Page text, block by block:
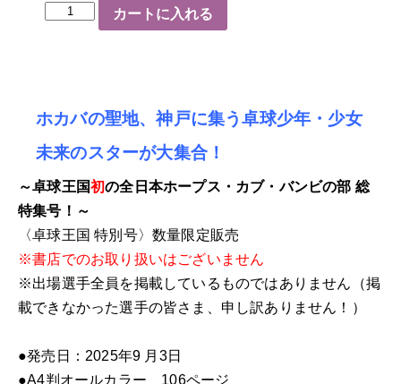
〈卓
別
号〉
全
日
本
ホ
カ
バ
個
カートに入れる
ホカバの聖地、神戸に集う卓球少年・少女
未来のスターが大集合！
～卓球王国初の全日本ホープス・カブ・バンビの部 総
特集号！～
〈卓球王国 特別号〉数量限定販売
※書店でのお取り扱いはございません
※出場選手全員を掲載しているものではありません（掲
載できなかった選手の皆さま、申し訳ありません！）
●発売日：2025年9 月3日
●A4判オールカラー 106ページ